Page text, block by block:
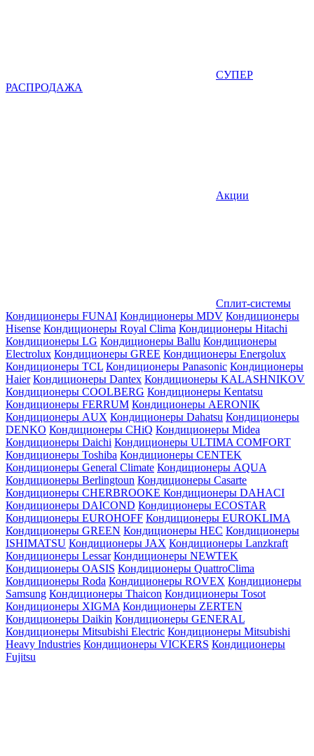
СУПЕР
РАСПРОДАЖА
Акции
Сплит-системы
Кондиционеры FUNAI Кондиционеры MDV Кондиционеры
Hisense Кондиционеры Royal Clima Кондиционеры Hitachi
Кондиционеры LG Кондиционеры Ballu Кондиционеры
Electrolux Кондиционеры GREE Кондиционеры Energolux
Кондиционеры TCL Кондиционеры Panasonic Кондиционеры
Haier Кондиционеры Dantex Кондиционеры KALASHNIKOV
Кондиционеры СOOLBERG Кондиционеры Kentatsu
Кондиционеры FERRUM Кондиционеры AERONIK
Кондиционеры AUX Кондиционеры Dahatsu Кондиционеры
DENKO Кондиционеры CHiQ Кондиционеры Midea
Кондиционеры Daichi Кондиционеры ULTIMA COMFORT
Кондиционеры Toshiba Кондиционеры CENTEK
Кондиционеры General Climate Кондиционеры AQUA
Кондиционеры Berlingtoun Кондиционеры Casarte
Кондиционеры CHERBROOKE Кондиционеры DAHACI
Кондиционеры DAICOND Кондиционеры ECOSTAR
Кондиционеры EUROHOFF Кондиционеры EUROKLIMA
Кондиционеры GREEN Кондиционеры HEC Кондиционеры
ISHIMATSU Кондиционеры JAX Кондиционеры Lanzkraft
Кондиционеры Lessar Кондиционеры NEWTEK
Кондиционеры OASIS Кондиционеры QuattroClima
Кондиционеры Roda Кондиционеры ROVEX Кондиционеры
Samsung Кондиционеры Thaicon Кондиционеры Tosot
Кондиционеры XIGMA Кондиционеры ZERTEN
Кондиционеры Daikin Кондиционеры GENERAL
Кондиционеры Mitsubishi Electric Кондиционеры Mitsubishi
Heavy Industries Кондиционеры VICKERS Кондиционеры
Fujitsu